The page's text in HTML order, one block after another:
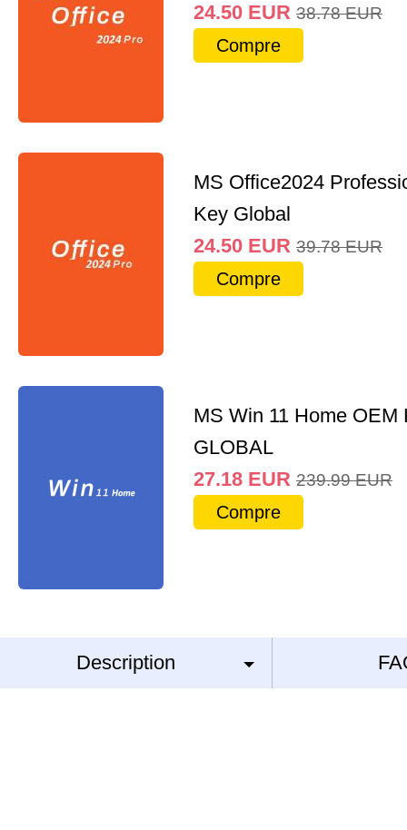
24.50 EUR 38.78 EUR
Compre
MS Office2024
Key Global
24.50 EUR 39.78 EUR
Compre
MS Win 11 Home OEM
GLOBAL
27.18 EUR 239.99 EUR
Compre
Description